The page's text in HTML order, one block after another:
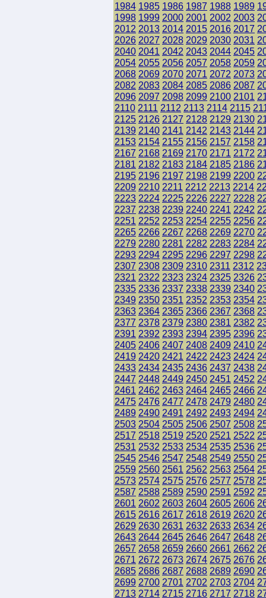
1984 1985 1986 1987 1988 1989
1998 1999 2000 2001 2002 2003
2012 2013 2014 2015 2016 2017
2026 2027 2028 2029 2030 2031
2040 2041 2042 2043 2044 2045
2054 2055 2056 2057 2058 2059
2068 2069 2070 2071 2072 2073
2082 2083 2084 2085 2086 2087
2096 2097 2098 2099 2100 2101
2110 2111 2112 2113 2114 2115
2125 2126 2127 2128 2129 2130
2139 2140 2141 2142 2143 2144
2153 2154 2155 2156 2157 2158
2167 2168 2169 2170 2171 2172
2181 2182 2183 2184 2185 2186
2195 2196 2197 2198 2199 2200
2209 2210 2211 2212 2213 2214
2223 2224 2225 2226 2227 2228
2237 2238 2239 2240 2241 2242
2251 2252 2253 2254 2255 2256
2265 2266 2267 2268 2269 2270
2279 2280 2281 2282 2283 2284
2293 2294 2295 2296 2297 2298
2307 2308 2309 2310 2311 2312
2321 2322 2323 2324 2325 2326
2335 2336 2337 2338 2339 2340
2349 2350 2351 2352 2353 2354
2363 2364 2365 2366 2367 2368
2377 2378 2379 2380 2381 2382
2391 2392 2393 2394 2395 2396
2405 2406 2407 2408 2409 2410
2419 2420 2421 2422 2423 2424
2433 2434 2435 2436 2437 2438
2447 2448 2449 2450 2451 2452
2461 2462 2463 2464 2465 2466
2475 2476 2477 2478 2479 2480
2489 2490 2491 2492 2493 2494
2503 2504 2505 2506 2507 2508
2517 2518 2519 2520 2521 2522
2531 2532 2533 2534 2535 2536
2545 2546 2547 2548 2549 2550
2559 2560 2561 2562 2563 2564
2573 2574 2575 2576 2577 2578
2587 2588 2589 2590 2591 2592
2601 2602 2603 2604 2605 2606
2615 2616 2617 2618 2619 2620
2629 2630 2631 2632 2633 2634
2643 2644 2645 2646 2647 2648
2657 2658 2659 2660 2661 2662
2671 2672 2673 2674 2675 2676
2685 2686 2687 2688 2689 2690
2699 2700 2701 2702 2703 2704
2713 2714 2715 2716 2717 2718